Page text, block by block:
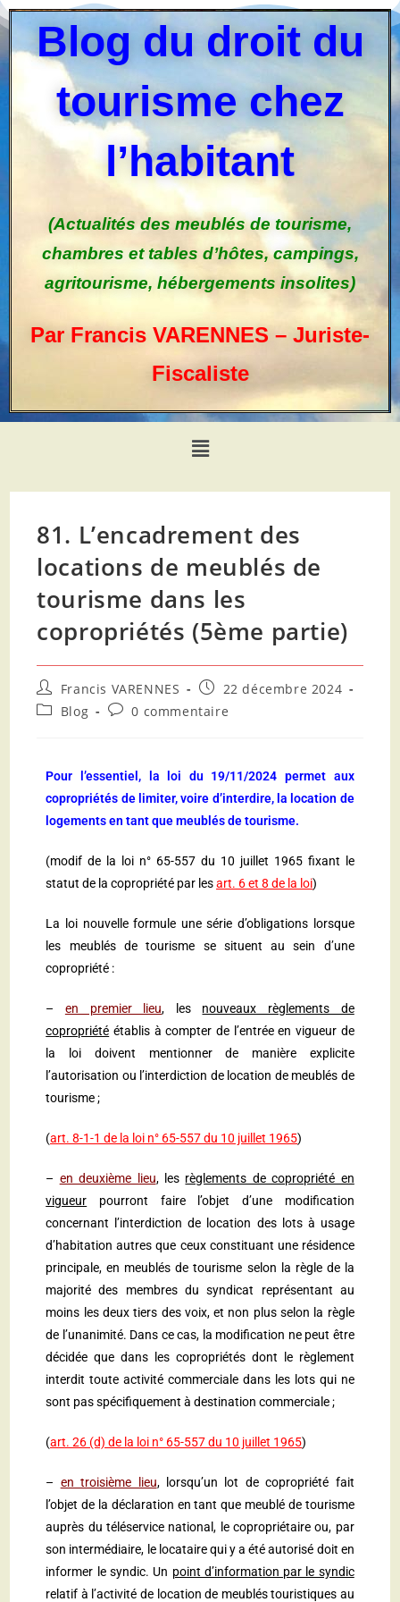
Blog du droit du
tourisme chez
l’habitant
(Actualités des meublés de tourisme,
chambres et tables d’hôtes, campings,
agritourisme, hébergements insolites)
Par Francis VARENNES – Juriste-
Fiscaliste
81. L’encadrement des
locations de meublés de
tourisme dans les
copropriétés (5ème partie)
Francis VARENNES
22 décembre 2024
Blog
0 commentaire
Pour l’essentiel, la loi du 19/11/2024 permet aux
copropriétés de limiter, voire d’interdire, la location de
logements en tant que meublés de tourisme.
(modif de la loi n° 65-557 du 10 juillet 1965 fixant le
statut de la copropriété par lesart. 6 et 8 de la loi)
La loi nouvelle formule une série d’obligations lorsque
les meublés de tourisme se situent au sein d’une
copropriété :
– en premier lieu, les nouveaux règlements de
copropriété établis à compter de l’entrée en vigueur de
la loi doivent mentionner de manière explicite
l’autorisation ou l’interdiction de location de meublés de
tourisme ;
(art. 8-1-1 de la loi n° 65-557 du 10 juillet 1965)
– en deuxième lieu, les règlements de copropriété en
vigueur pourront faire l’objet d’une modification
concernant l’interdiction de location des lots à usage
d’habitation autres que ceux constituant une résidence
principale, en meublés de tourisme selon la règle de la
majorité des membres du syndicat représentant au
moins les deux tiers des voix, et non plus selon la règle
de l’unanimité. Dans ce cas, la modification ne peut être
décidée que dans les copropriétés dont le règlement
interdit toute activité commerciale dans les lots qui ne
sont pas spécifiquement à destination commerciale ;
(art. 26 (d) de la loi n° 65-557 du 10 juillet 1965)
– en troisième lieu, lorsqu’un lot de copropriété fait
l’objet de la déclaration en tant que meublé de tourisme
auprès du téléservice national, le copropriétaire ou, par
son intermédiaire, le locataire qui y a été autorisé doit en
informer le syndic. Un point d’information par le syndic
relatif à l’activité de location de meublés touristiques au